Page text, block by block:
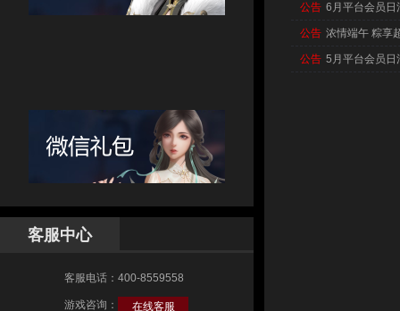
客服中心
客服电话：400-8559558
游戏咨询：
在线客服
公告 6月平台会员日
公告 浓情端午 粽享
公告 5月平台会员日